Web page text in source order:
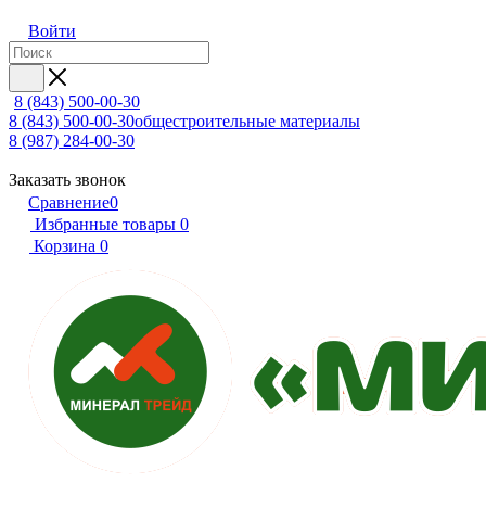
Войти
8 (843) 500-00-30
8 (843) 500-00-30общестроительные материалы
8 (987) 284-00-30
Заказать звонок
Сравнение0
Избранные товары 0
Корзина 0